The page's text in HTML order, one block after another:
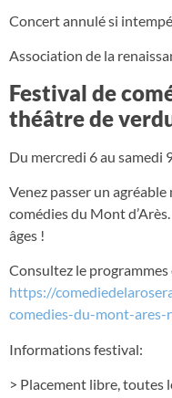
Concert annulé si
Association de la
Festival de
théâtre de
Du mercredi 6 au samedi
Venez passer un
comédies du Mont
âges !
Consultez le
https://
comedies-du-mont-ares-
Informations festival:
> Placement libre, toutes